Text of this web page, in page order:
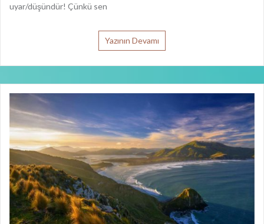
uyar/düşündür! Çünkü sen
Yazının Devamı